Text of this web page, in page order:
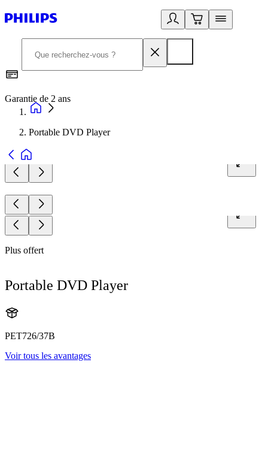
Garantie de 2 ans
Portable DVD Player
Plus offert
Portable DVD Player
PET726/37B
Voir tous les avantages